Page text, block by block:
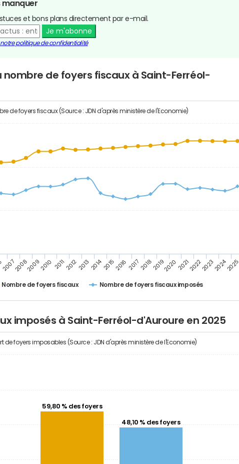
manquer
et bons plans directement par e-mail.
Je m'abonne
notre politique de confidentialité
nombre de foyers fiscaux à Saint-Ferréol-
de foyers fiscaux (Source : JDN d'après ministère de l'Economie)
Nombre de foyers fiscaux Nombre de foyers fiscaux imposés
2007200820092010 201120122013201420152016 201720182019202020212022202320242025
imposés à Saint-Ferréol-d'Auroure en 2025
de foyers imposables (Source : JDN d'après ministère de l'Economie)
59,80 % des foyers
48,10 % des foyers